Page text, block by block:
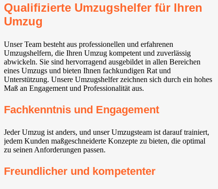
Qualifizierte Umzugshelfer für Ihren
Umzug
Unser Team besteht aus professionellen und erfahrenen
Umzugshelfern, die Ihren Umzug kompetent und zuverlässig
abwickeln. Sie sind hervorragend ausgebildet in allen Bereichen
eines Umzugs und bieten Ihnen fachkundigen Rat und
Unterstützung. Unsere Umzugshelfer zeichnen sich durch ein hohes
Maß an Engagement und Professionalität aus.
Fachkenntnis und Engagement
Jeder Umzug ist anders, und unser Umzugsteam ist darauf trainiert,
jedem Kunden maßgeschneiderte Konzepte zu bieten, die optimal
zu seinen Anforderungen passen.
Freundlicher und kompetenter